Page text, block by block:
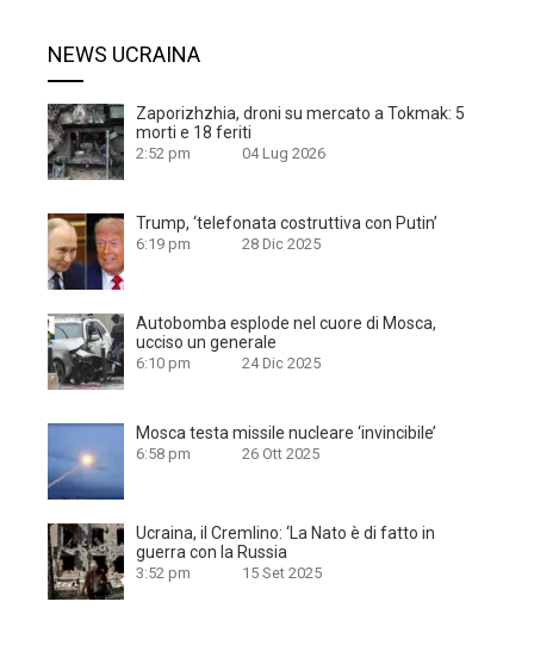
NEWS UCRAINA
Zaporizhzhia, droni su mercato a Tokmak: 5
morti e 18 feriti
2:52 pm 04 Lug 2026
Trump, ‘telefonata costruttiva con Putin’
6:19 pm 28 Dic 2025
Autobomba esplode nel cuore di Mosca,
ucciso un generale
6:10 pm 24 Dic 2025
Mosca testa missile nucleare ‘invincibile’
6:58 pm 26 Ott 2025
Ucraina, il Cremlino: ‘La Nato è di fatto in
guerra con la Russia
3:52 pm 15 Set 2025